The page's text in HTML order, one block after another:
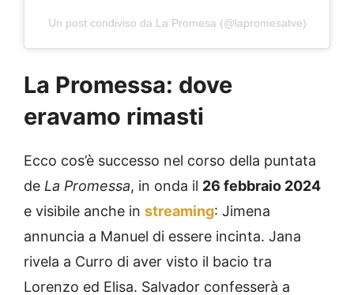
Un post condiviso da La Promesa (@lapromesatve)
La Promessa: dove
eravamo rimasti
Ecco cos’è successo nel corso della puntata
de La Promessa, in onda il 26 febbraio 2024
e visibile anche in streaming: Jimena
annuncia a Manuel di essere incinta. Jana
rivela a Curro di aver visto il bacio tra
Lorenzo ed Elisa. Salvador confesserà a